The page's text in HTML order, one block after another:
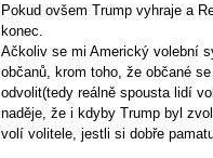
Pokud ovšem Trump vyhraje a
konec.
Ačkoliv se mi Americký volební
občanů, krom toho, že občané
odvolit(tedy reálně spousta lidí
naděje, že i kdyby Trump byl
volí volitele, jestli si dobře